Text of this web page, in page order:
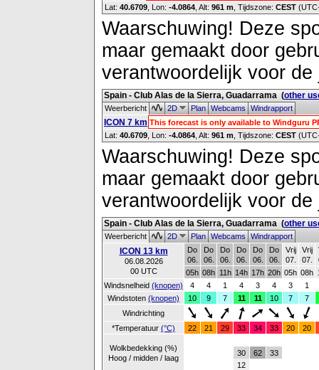
Lat: 40.6709 , Lon: -4.0864 Alt: 961 m , Tijdszone: CEST
Waarschuwing! Deze
maar gemaakt door
verantwoordelijk voor
Spain - Club Alas de la Sierra, Guadarrama (other
Weerbericht 2D PlanWebcamsWindrapport
ICON 7 km This forecast is only available to Windguru
Lat: 40.6709 , Lon: -4.0864 Alt: 961 m , Tijdszone: CEST
Waarschuwing! Deze
maar gemaakt door
verantwoordelijk voor
Spain - Club Alas de la Sierra, Guadarrama (other
Weerbericht 2D PlanWebcamsWindrapport
ICON 13 km
06.08.2026
00 UTC
Do
06.
Do
06.
Do
06.
Do
06.
Do
06.
Do
06.
Vrij
07.
Vrij
07.
05h 08h 11h 14h 17h 20h 05h 08h
Windsnelheid (knopen) 4 4 1 4 3 4 3
1
Windstoten (knopen) 10 9 7 11 11 10 7
7
Windrichting
*Temperatuur (°C) 22 21 29 33 34 33 20 20
Wolkbedekking (%)
Hoog / midden / laag
30
12
62 33